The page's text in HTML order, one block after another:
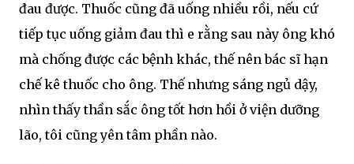
đau được. Thuốc cũng đã uống nhiều rồi, nếu cứ
tiếp tục uống giảm đau thì e rằng sau này ông khó
mà chống được các bệnh khác, thế nên bác sĩ hạn
chế kê thuốc cho ông. Thế nhưng sáng ngủ dậy,
nhìn thấy thần sắc ông tốt hơn hồi ở viện dưỡng
lão, tôi cũng yên tâm phần nào.